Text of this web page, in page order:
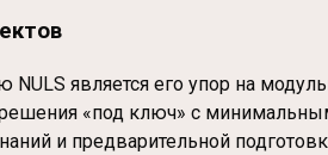
NULS является его упор на
«под ключ» с
и предварительной